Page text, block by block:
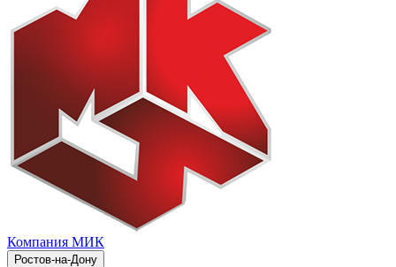
Компания МИК
Ростов-на-Дону